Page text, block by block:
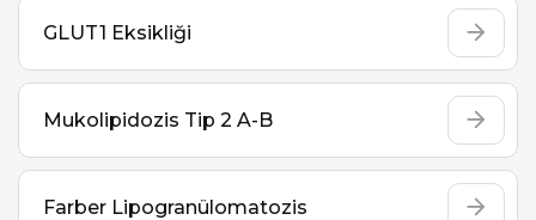
GLUT1 Eksikliği
Mukolipidozis Tip 2 A-B
Farber Lipogranülomatozis